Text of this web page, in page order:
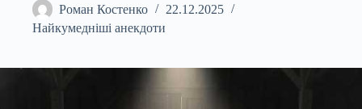
Роман Костенко
22.12.2025
Найкумедніші анекдоти